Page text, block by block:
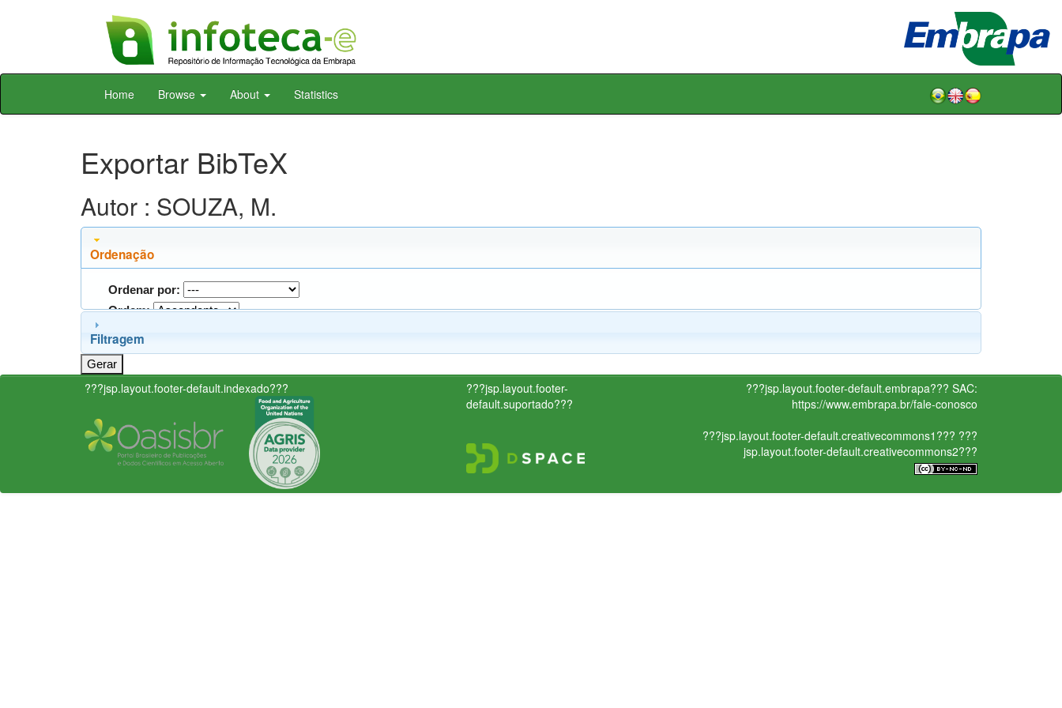
Skip
Home Browse About Statistics
Exportar BibTeX
Autor : SOUZA, M.
Ordenação
Ordenar por:
Ordem:
Filtragem
???jsp.layout.footer-default.indexado???
???jsp.layout.footer-
default.suportado???
???jsp.layout.footer-default.embrapa??? SAC:
https://www.embrapa.br/fale-conosco
???jsp.layout.footer-default.creativecommons1??? ???
jsp.layout.footer-default.creativecommons2???